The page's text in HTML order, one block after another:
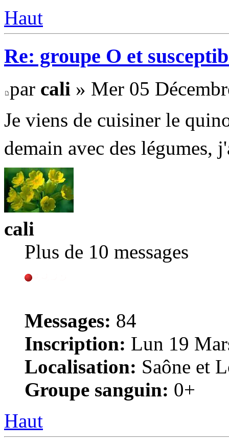
Haut
Re: groupe O et
par cali » Mer 05
Je viens de cuisiner le
demain avec des légumes,
cali
Plus de 10 messages
Messages: 84
Inscription: Lun 19
Localisation: Saône et
Groupe sanguin: 0+
Haut